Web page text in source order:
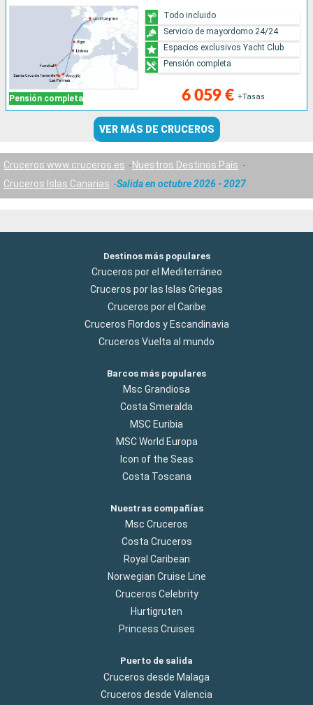
Pensión completa 6 059 € +Tasas
Todo incluido
Servicio de mayordomo 24/24
Espacios exclusivos Yacht Club
Pensión completa
VER MÁS DE CRUCEROS
Cruceros www.cruceros.es
Nuestros Destinos País
Cruceros Islas Canarias
Salida en octubre 2026 - 2027
Destinos más populares
Cruceros por el Mediterráneo
Cruceros por las Islas Griegas
Cruceros por el Caribe
Cruceros Flordos y Escandinavia
Cruceros Vuelta al mundo
Barcos más populares
Msc Grandiosa
Costa Smeralda
MSC Euribia
MSC World Europa
Icon of the Seas
Costa Toscana
Nuestras compañías
Msc Cruceros
Costa Cruceros
Royal Caribean
Norwegian Cruise Line
Cruceros Celebrity
Hurtigruten
Princess Cruises
Puerto de salida
Cruceros desde Malaga
Cruceros desde Valencia